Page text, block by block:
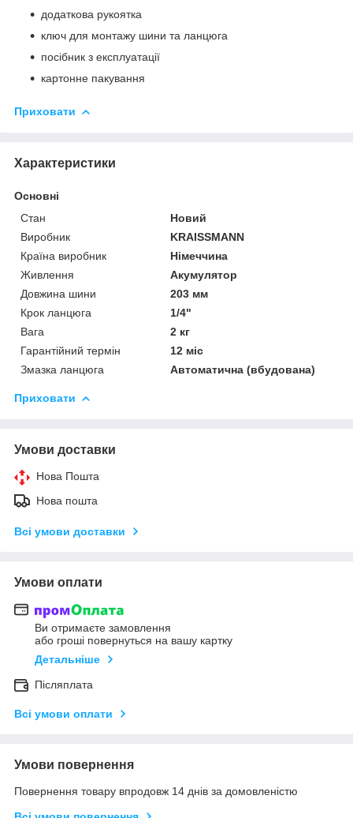
додаткова рукоятка
ключ для монтажу шини та ланцюга
посібник з експлуатації
картонне пакування
Приховати
Характеристики
Основні
Стан
Новий
Виробник
KRAISSMANN
Країна виробник
Німеччина
Живлення
Акумулятор
Довжина шини
203 мм
Крок ланцюга
1/4"
Вага
2 кг
Гарантійний термін
12 міс
Змазка ланцюга
Автоматична (вбудована)
Приховати
Умови доставки
Нова Пошта
Нова пошта
Всі умови доставки
Умови оплати
Ви отримаєте замовлення
або гроші повернуться на вашу картку
Детальніше
Післяплата
Всі умови оплати
Умови повернення
Повернення товару впродовж 14 днів за домовленістю